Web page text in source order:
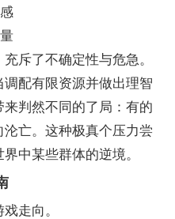
斥了不确定性与危急。
配有限资源并做出理智
判然不同的了局：有的
亡。这种极真个压力尝
中某些群体的逆境。
走向。